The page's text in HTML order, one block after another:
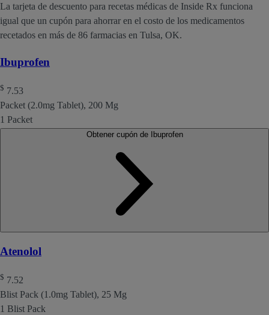
La tarjeta de descuento para recetas médicas de Inside Rx funciona
igual que un cupón para ahorrar en el costo de los medicamentos
recetados en más de 86 farmacias en Tulsa, OK.
Ibuprofen
$ 7.53
Packet (2.0mg Tablet), 200 Mg
1 Packet
Obtener cupón de Ibuprofen
Atenolol
$ 7.52
Blist Pack (1.0mg Tablet), 25 Mg
1 Blist Pack